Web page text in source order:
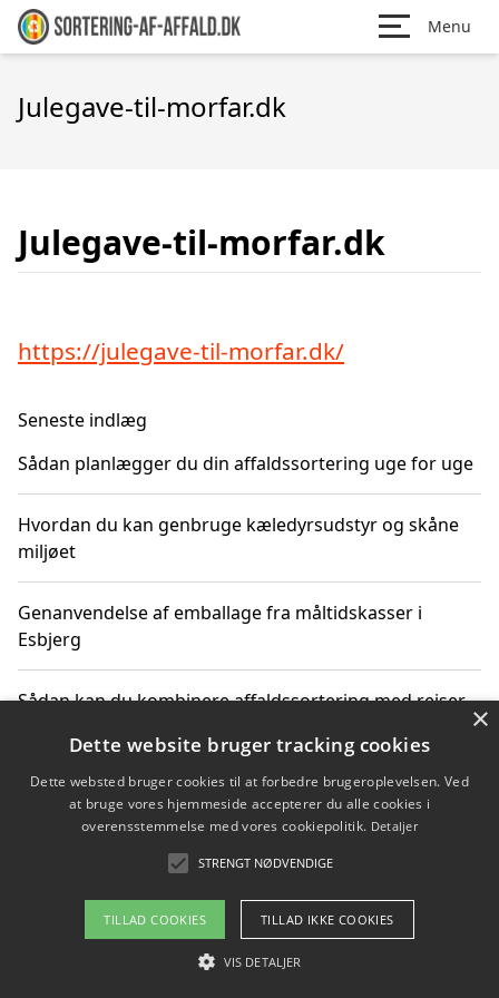
Menu
Julegave-til-morfar.dk
Julegave-til-morfar.dk
https://julegave-til-morfar.dk/
Seneste indlæg
Sådan planlægger du din affaldssortering uge for uge
Hvordan du kan genbruge kæledyrsudstyr og skåne
miljøet
Genanvendelse af emballage fra måltidskasser i
Esbjerg
Sådan kan du kombinere affaldssortering med rejser
Hvordan affaldssortering kan bidrage til co2 reduktion
Om / kontakt
Blog Betingelser
×
Dette website bruger tracking cookies
Dette websted bruger cookies til at forbedre brugeroplevelsen. Ved
at bruge vores hjemmeside accepterer du alle cookies i
overensstemmelse med vores cookiepolitik. Detaljer
STRENGT NØDVENDIGE
TILLAD COOKIES TILLAD IKKE COOKIES
VIS DETALJER